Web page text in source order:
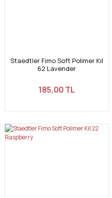
Staedtler Fimo Soft Polimer Kil
62 Lavender
185,00 TL